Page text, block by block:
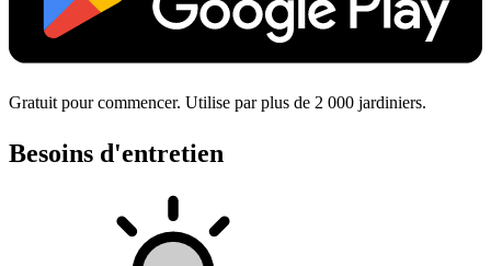
Gratuit pour commencer. Utilise par plus de 2 000 jardiniers.
Besoins d'entretien